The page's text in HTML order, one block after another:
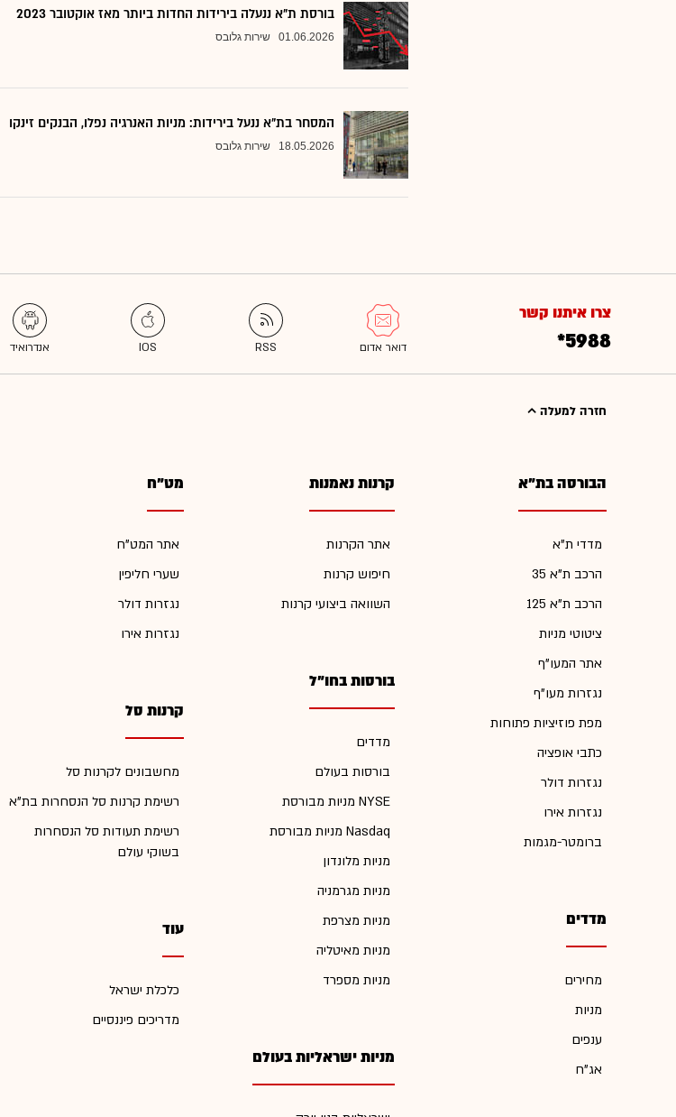
בורסת ת"א ננעלה בירידות החדות ביותר מאז אוקטובר 2023
01.06.2026 שירות גלובס
המסחר בת"א ננעל בירידות: מניות האנרגיה נפלו, הבנקים זינקו
18.05.2026 שירות גלובס
צרו איתנו קשר
*5988
חזרה למעלה
הבורסה בת"א
מדדי ת"א
הרכב ת"א 35
הרכב ת"א 125
ציטוטי מניות
אתר המעו"ף
נגזרות מעו"ף
מפת פוזיציות פתוחות
כתבי אופציה
נגזרות דולר
נגזרות אירו
ברומטר-מגמות
מדדים
מחירים
מניות
ענפים
אג"ח
קרנות נאמנות
אתר הקרנות
חיפוש קרנות
השוואה ביצועי קרנות
בורסות בחו"ל
מדדים
בורסות בעולם
מניות מבורסת NYSE
מניות מבורסת Nasdaq
מניות מלונדון
מניות מגרמניה
מניות מצרפת
מניות מאיטליה
מניות מספרד
מניות ישראליות בעולם
מט"ח
אתר המט"ח
שערי חליפין
נגזרות דולר
נגזרות אירו
קרנות סל
מחשבונים לקרנות סל
רשימת קרנות סל הנסחרות בת"א
רשימת תעודות סל הנסחרות
בשוקי עולם
עוד
כלכלת ישראל
מדריכים פיננסיים